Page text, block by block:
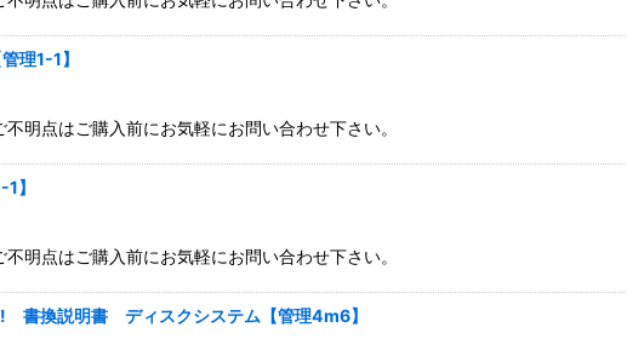
理1-1】
不明点はご購入前にお気軽にお問い合わせ下さい。
】
不明点はご購入前にお気軽にお問い合わせ下さい。
書換説明書 ディスクシステム【管理4m6】